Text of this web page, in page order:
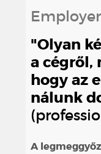
"Olyan
a cégről,
hogy az
nálunk
A